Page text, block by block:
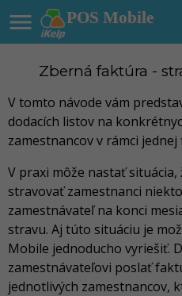
POS Mobile

Zberná faktúra -
V tomto návode vám
dodacích listov na
zamestnancov v rámci
V praxi môže nastať situácia,
stravovať zamestnanci
zamestnávateľ na konci
stravu. Aj túto situáciu je
Mobile jednoducho vyriešiť.
zamestnávateľovi poslať
jednotlivých zamestnancov,